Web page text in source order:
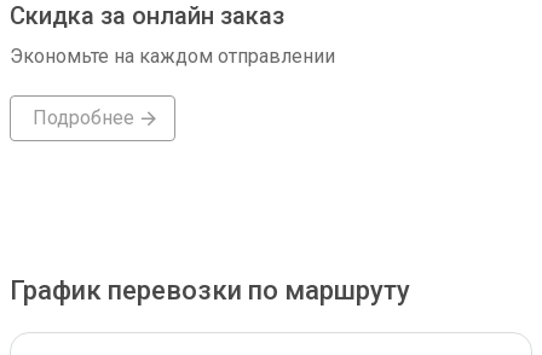
Скидка за онлайн заказ
Экономьте на каждом отправлении
Подробнее
График перевозки по маршруту